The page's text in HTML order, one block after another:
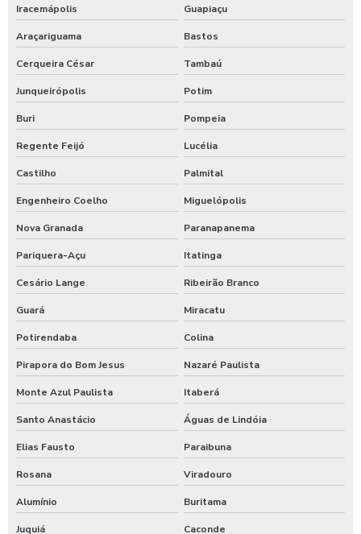
Soluções em segurança eletrônica
Iracemápolis Guapiaçu
Araçariguama Bastos
Cerqueira César Tambaú
Junqueirópolis Potim
Buri Pompeia
Regente Feijó Lucélia
Castilho Palmital
Engenheiro Coelho Miguelópolis
Nova Granada Paranapanema
Pariquera-Açu Itatinga
Cesário Lange Ribeirão Branco
Guará Miracatu
Potirendaba Colina
Pirapora do Bom Jesus Nazaré Paulista
Monte Azul Paulista Itaberá
Santo Anastácio Águas de Lindóia
Elias Fausto Paraibuna
Rosana Viradouro
Alumínio Buritama
Juquiá Caconde